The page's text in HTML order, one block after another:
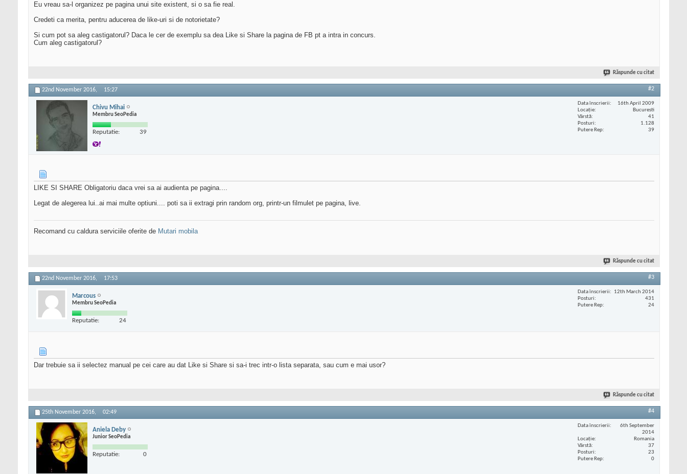
Eu vreau sa-l organizez pe pagina unui site existent, si o sa fie real.
Credeti ca merita, pentru aducerea de like-uri si de notorietate?
Si cum pot sa aleg castigatorul? Daca le cer de exemplu sa dea Like si Share la pagina de FB pt a intra in concurs.
Cum aleg castigatorul?
Răspunde cu citat
22nd November 2016, 15:27 #2
Chivu Mihai
Membru SeoPedia
Reputatie: 39
Data înscrierii
16th April 2009
Locaţie
Bucuresti
Vârstă
41
Posturi
1.128
Putere Rep
39
LIKE SI SHARE Obligatoriu daca vrei sa ai audienta pe pagina....
Legat de alegerea lui..ai mai multe optiuni.... poti sa ii extragi prin random org, printr-un filmulet pe pagina, live.
Recomand cu caldura serviciile oferite de Mutari mobila
Răspunde cu citat
22nd November 2016, 17:53 #3
Marcous
Membru SeoPedia
Reputatie: 24
Data înscrierii
12th March 2014
Posturi
431
Putere Rep
24
Dar trebuie sa ii selectez manual pe cei care au dat Like si Share si sa-i trec intr-o lista separata, sau cum e mai usor?
Răspunde cu citat
25th November 2016, 02:49 #4
Aniela Deby
Junior SeoPedia
Reputatie: 0
Data înscrierii
6th September
2014
Locaţie
Romania
Vârstă
37
Posturi
23
Putere Rep
0